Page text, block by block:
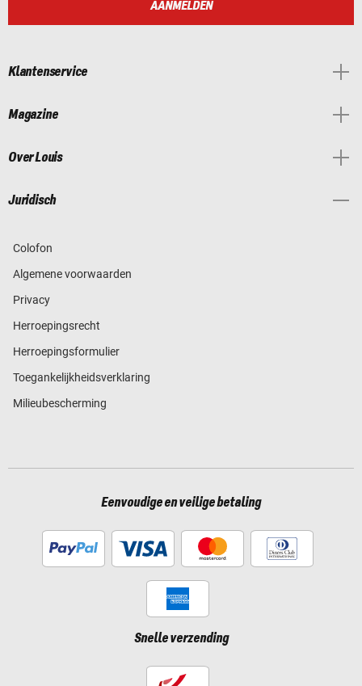
AANMELDEN
Klantenservice
Magazine
Over Louis
Juridisch
Colofon
Algemene voorwaarden
Privacy
Herroepingsrecht
Herroepingsformulier
Toegankelijkheidsverklaring
Milieubescherming
Eenvoudige en veilige betaling
Snelle verzending